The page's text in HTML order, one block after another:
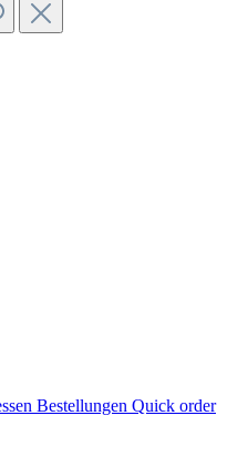
Bestellungen Quick order